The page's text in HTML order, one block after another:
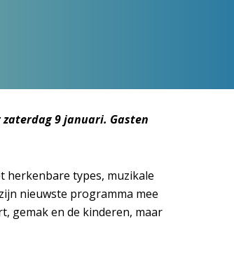
9 januari. Gasten
herkenbare types, muzikale
nieuwste programma mee
gemak en de kinderen, maar